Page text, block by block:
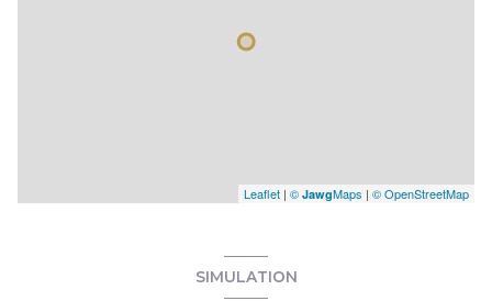
Leaflet | © JawgMaps | © OpenStreetMap
SIMULATION